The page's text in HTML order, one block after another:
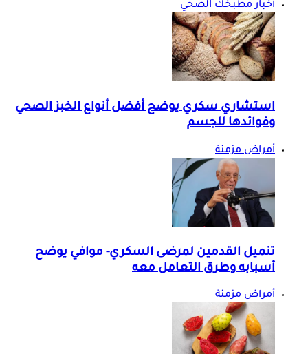
أخبار مطبخك الصحي
استشاري سكري يوضح أفضل أنواع الخبز الصحي
وفوائدها للجسم
أمراض مزمنة
تنميل القدمين لمرضى السكري- موافي يوضح
أسبابه وطرق التعامل معه
أمراض مزمنة